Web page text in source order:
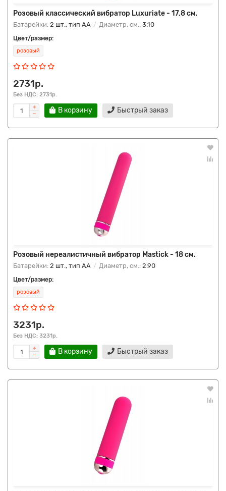
Розовый классический вибратор Luxuriate - 17,8 см.
Батарейки: 2 шт., тип AA Диаметр, см.: 3.10
Цвет/размер:
розовый
2731р.
Без НДС: 2731р.
В корзину Быстрый заказ
Розовый нереалистичный вибратор Mastick - 18 см.
Батарейки: 2 шт., тип AA Диаметр, см.: 2.90
Цвет/размер:
розовый
3231р.
Без НДС: 3231р.
В корзину Быстрый заказ